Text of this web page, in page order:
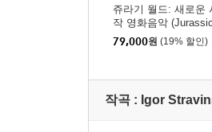
쥬라기 월드: 새로운
작 영화음악 (Jurassic
World Rebirth -
Motion Picture
79,000원 (19% 할인)
작곡 : Igor